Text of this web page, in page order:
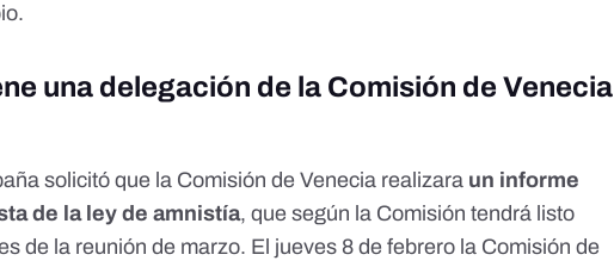
.
una delegación de la Comisión de Venecia
solicitó que la Comisión de Venecia realizara un informe
de la ley de amnistía, que según la Comisión tendrá listo
de la reunión de marzo. El jueves 8 de febrero la Comisión de